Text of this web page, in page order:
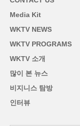
Media Kit
WKTV NEWS
WKTV PROGRAMS
WKTV 소개
많이 본 뉴스
비지니스 탐방
인터뷰